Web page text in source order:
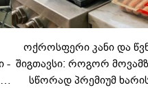
-
ოქროსფერი კანი და
შიგთავსი: როგორ
სწორად პრემიუმ